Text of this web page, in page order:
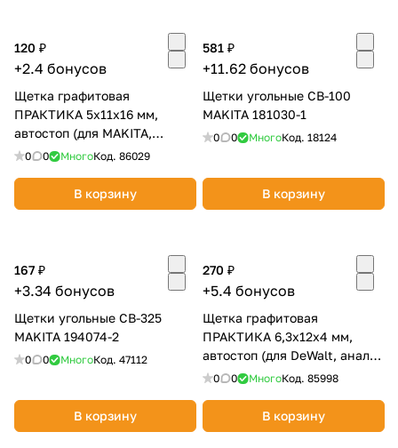
120 ₽
+2.4 бонусов
Щетка графитовая
ПРАКТИКА 5х11х16 мм,
автостоп (для MAKITA,
аналог CB-325/194074-2)
0 0 МногоКод. 86029
В корзину
581 ₽
+11.62 бонусов
Щетки угольные CB-100
MAKITA 181030-1
0 0 МногоКод. 18124
В корзину
167 ₽
+3.34 бонусов
Щетки угольные CB-325
MAKITA 194074-2
0 0 МногоКод. 47112
В корзину
270 ₽
+5.4 бонусов
Щетка графитовая
ПРАКТИКА 6,3х12х4 мм,
автостоп (для DeWalt, аналог
421362) 790-632
0 0 МногоКод. 85998
В корзину